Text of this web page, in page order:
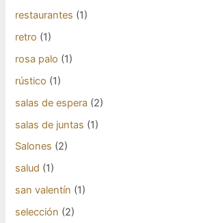
restaurantes (1)
retro (1)
rosa palo (1)
rústico (1)
salas de espera (2)
salas de juntas (1)
Salones (2)
salud (1)
san valentín (1)
selección (2)